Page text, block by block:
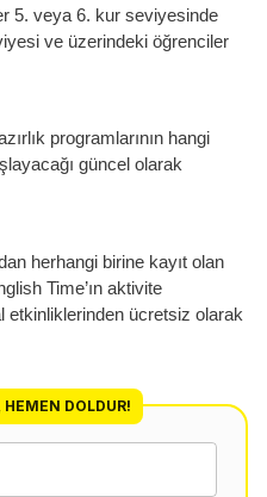
5. veya 6. kur seviyesinde
ve üzerindeki öğrenciler
programlarının hangi
güncel olarak
herhangi birine kayıt olan
Time’ın aktivite
etkinliklerinden ücretsiz olarak
, HEMEN DOLDUR!